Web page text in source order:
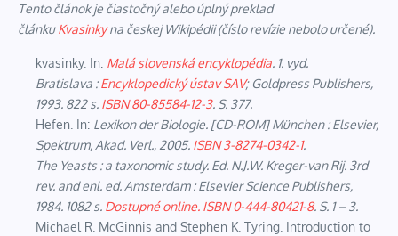
Tento článok je čiastočný alebo úplný preklad
článkuKvasinkyna českej Wikipédii (číslo revízie nebolo určené).
kvasinky. In: Malá slovenská encyklopédia. 1. vyd.
Bratislava :Encyklopedický ústav SAV; Goldpress Publishers,
1993. 822 s. ISBN80-85584-12-3. S. 377.
Hefen. In: Lexikon der Biologie. [CD-ROM] München : Elsevier,
Spektrum, Akad. Verl., 2005. ISBN3-8274-0342-1.
The Yeasts : a taxonomic study. Ed. N.J.W. Kreger-van Rij. 3rd
rev. and enl. ed. Amsterdam : Elsevier Science Publishers,
1984. 1082 s. Dostupné online. ISBN0-444-80421-8. S. 1 – 3.
Michael R. McGinnis and Stephen K. Tyring. Introduction to